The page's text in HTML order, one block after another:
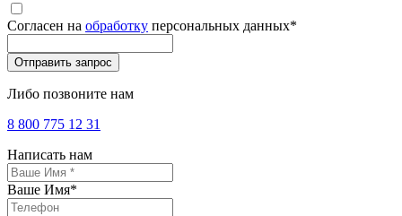
Согласен на обработку персональных данных*
Либо позвоните нам
8 800 775 12 31
Написать нам
Ваше Имя*